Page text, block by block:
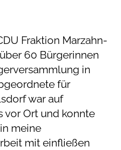
Fraktion Marzahn-
60 Bürgerinnen
in
für
war auf
vor Ort und konnte
meine
mit einfließen